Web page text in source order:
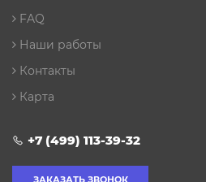
FAQ
Наши работы
Контакты
Карта
+7 (499) 113-39-32